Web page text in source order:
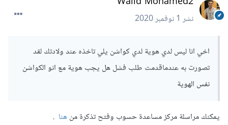
نشر1 نوفمبر 2020
اخي انا ليس لدي هوية لدي كواشن يلي تاخذه عند ولادتك لقد
تصورت به عندماقدمت طلب فشل هل يجب هوية مع انو الكواشن
نفس الهوية
يمكنك مراسلة مركز مساعدة حسوب وفتح تذكرة منهنا